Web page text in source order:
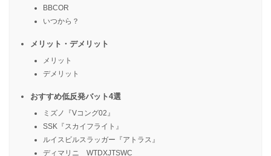
BBCOR
いつから？
メリット・デメリット
メリット
デメリット
おすすめ低反発バット4選
ミズノ『Vコング02』
SSK『スカイフライト』
ルイスビルスラッガー『アトラス』
ディマリニ WTDXJTSWC